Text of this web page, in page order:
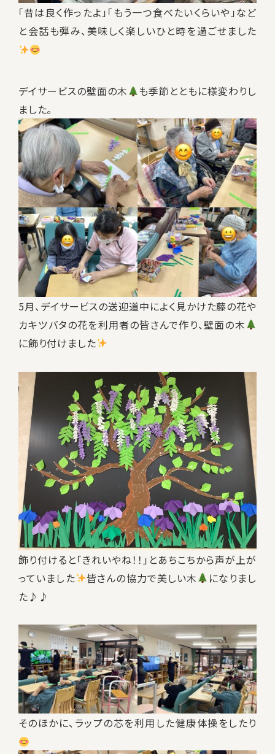
「昔は良く作ったよ」「もう一つ食べたいくらいや」など
と会話も弾み、美味しく楽しいひと時を過ごせました
デイサービスの壁面の木
も季節とともに様変わりし
ました。
5月、デイサービスの送迎道中によく見かけた藤の花や
カキツバタの花を利用者の皆さんで作り、壁面の木
に飾り付けました
飾り付けると「きれいやね！！」とあちこちから声が上が
っていました
皆さんの協力で美しい木
になりまし
た♪♪
そのほかに、ラップの芯を利用した健康体操をしたり